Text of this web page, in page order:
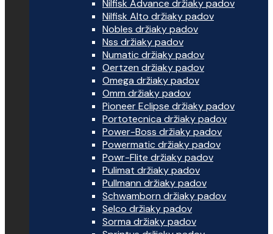
Nilfisk Advance držiaky padov
Nilfisk Alto držiaky padov
Nobles držiaky padov
Nss držiaky padov
Numatic držiaky padov
Oertzen držiaky padov
Omega držiaky padov
Omm držiaky padov
Pioneer Eclipse držiaky padov
Portotecnica držiaky padov
Power-Boss držiaky padov
Powermatic držiaky padov
Powr-Flite držiaky padov
Pulimat držiaky padov
Pullmann držiaky padov
Schwamborn držiaky padov
Selco držiaky padov
Sorma držiaky padov